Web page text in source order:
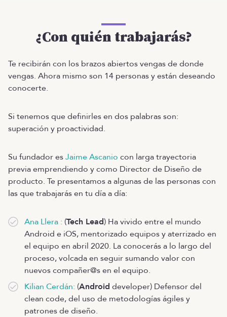
¿Con quién trabajarás?
Te recibirán con los brazos abiertos vengas de donde
vengas. Ahora mismo son 14 personas y están deseando
conocerte.
Si tenemos que definirles en dos palabras son:
superación y proactividad.
Su fundador esJaime Ascanio con larga trayectoria
previa emprendiendo y como Director de Diseño de
producto. Te presentamos a algunas de las personas con
las que trabajarás en tu día a día:
Ana Llera : (Tech Lead) Ha vivido entre el mundo
Android e iOS, mentorizado equipos y aterrizado en
el equipo en abril 2020. La conocerás a lo largo del
proceso, volcada en seguir sumando valor con
nuevos compañer@s en el equipo.
Kilian Cerdán: (Android developer) Defensor del
clean code, del uso de metodologías ágiles y
patrones de diseño.